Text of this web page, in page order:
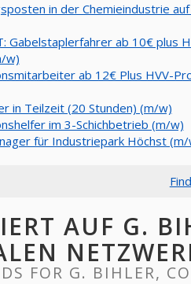
in der Chemieindustrie
Gabelstaplerfahrer ab 10€ plus
w)
ab 12€ Plus HVV-
in Teilzeit (20 Stunden) (m/w)
im 3-Schichbetrieb (m/w)
für Industriepark Höchst
AUF G.
FOR G. BIHLER,